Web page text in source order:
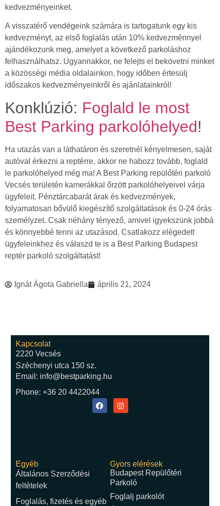
kedvezményeinket.
A visszatérő vendégeink számára is tartogatunk egy kis
kedvezményt, az első foglalás után 10% kedvezménnyel
ajándékozunk meg, amelyet a következő parkoláshoz
felhasználhatsz. Ugyannakkor, ne felejts el bekövetni minket
a közösségi média oldalainkon, hogy időben értesülj
időszakos kedvezményeinkről és ajánlatainkról!
Konklúzió: Foglald le most
Best Parking parkolóhelyed!
Ha utazás van a láthatáron és szeretnél kényelmesen, saját
autóval érkezni a reptérre, akkor ne habozz tovább, foglald
le parkolóhelyed még ma! A Best Parking repülőtéri parkoló
Vecsés területén kamerákkal őrzött parkolóhelyeivel várja
ügyfeleit. Pénztárcabarát árak és kedvezmények,
folyamatosan bővülő kiegészítő szolgáltatások és 0-24 órás
személyzet. Csak néhány tényező, amivel igyekszünk jobbá
és könnyebbé tenni az utazásod. Csatlakozz elégedett
ügyfeleinkhez és válaszd te is a Best Parking Budapest
reptér parkoló szolgáltatást!
Ignát Ágota Gabriella április 21, 2024
Egyéb
Általános Szerződési
feltételek
Foglalás, fizetés és egyéb
Gyors elérések
Budapest Repülőtéri
Parkoló
Foglalj parkolót
Kapcsolat
2220 Vecsés
Széchenyi utca 150 sz.
Email: info@bestparking.hu
Phone: +36 20 4422044